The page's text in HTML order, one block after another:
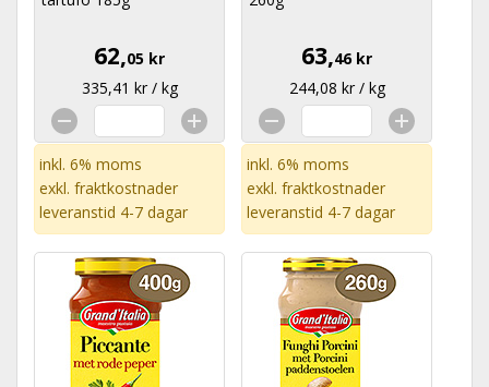
62,05 kr
335,41 kr / kg
inkl. 6% moms
exkl. fraktkostnader
leveranstid 4-7 dagar
63,46 kr
244,08 kr / kg
inkl. 6% moms
exkl. fraktkostnader
leveranstid 4-7 dagar